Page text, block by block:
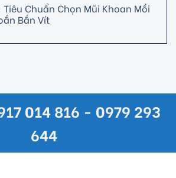
Chuẩn Chọn Mũi Khoan Mồi
Bắn Vít
014 816 - 0979 293
644